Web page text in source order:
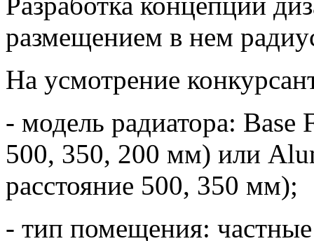
размещением в нем
На усмотрение
- модель радиатора: Base
500, 350, 200 мм) или
расстояние 500, 350 мм);
- тип помещения: